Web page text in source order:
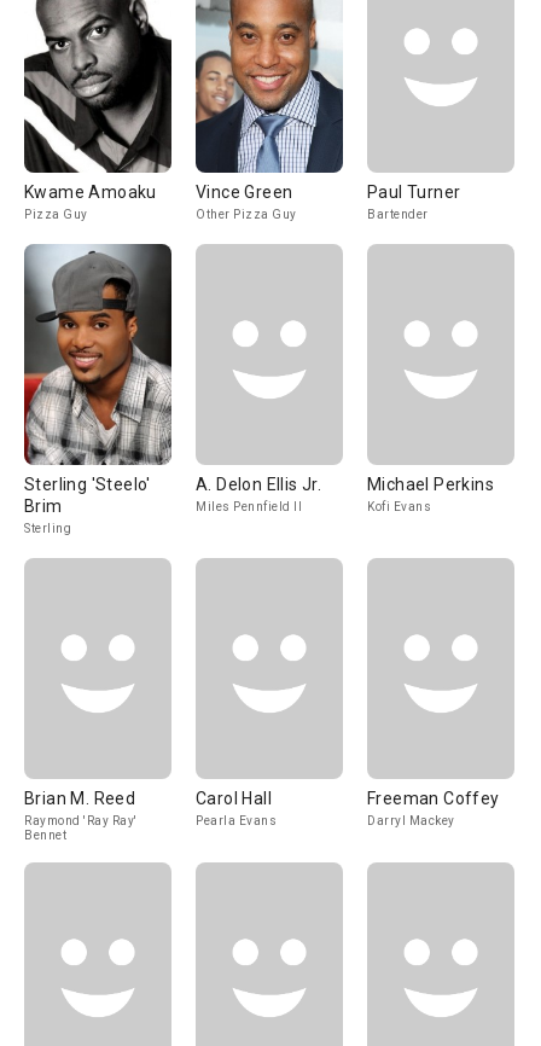
Kwame Amoaku
Pizza Guy
Vince Green
Other Pizza Guy
Paul Turner
Bartender
Sterling 'Steelo'
Brim
Sterling
A. Delon Ellis Jr.
Miles Pennfield II
Michael Perkins
Kofi Evans
Brian M. Reed
Raymond 'Ray Ray'
Bennet
Carol Hall
Pearla Evans
Freeman Coffey
Darryl Mackey